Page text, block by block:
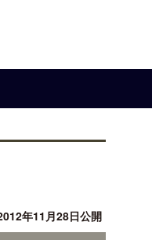
年11月28日公開